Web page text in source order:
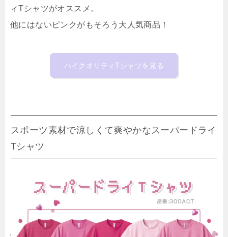
ィTシャツがオススメ。
他にはないピンクがもそろう大人気商品！
ハイクオリティTシャツを見る
スポーツ素材で涼しくて爽やかなスーパードライ
Tシャツ